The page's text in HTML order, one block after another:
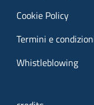
Cookie Policy
Termini e
Whistleblowing